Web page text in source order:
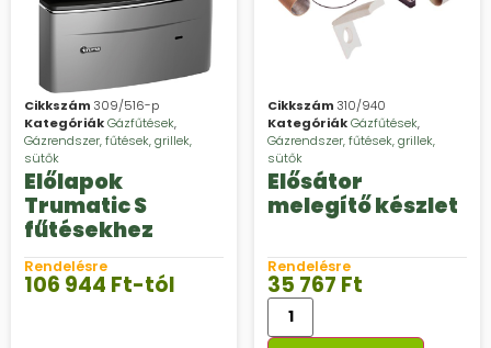
Cikkszám 309/516-p
KategóriákGázfűtések,
Gázrendszer, fűtések, grillek,
sütők
Előlapok
Trumatic S
fűtésekhez
Rendelésre
106 944 Ft-tól
Cikkszám 310/940
KategóriákGázfűtések,
Gázrendszer, fűtések, grillek,
sütők
Elősátor
melegítő készlet
Rendelésre
35 767 Ft